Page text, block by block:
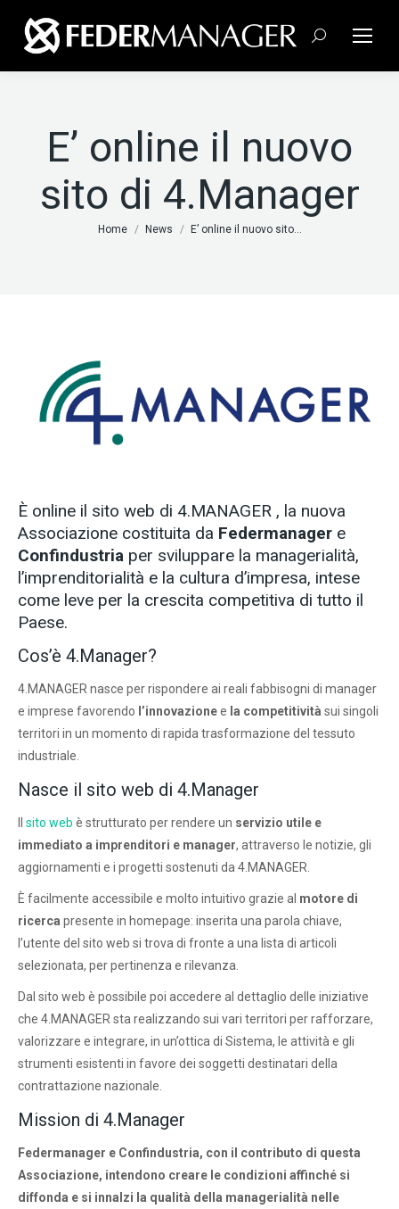
Cerca:
E’ online il nuovo
sito di 4.Manager
Tu sei qui:
Home News E’ online il nuovo sito…
È online il sito web di 4.MANAGER , la nuova
Associazione costituita da Federmanager e
Confindustria per sviluppare la managerialità,
l’imprenditorialità e la cultura d’impresa, intese
come leve per la crescita competitiva di tutto il
Paese.
Cos’è 4.Manager?
4.MANAGER nasce per rispondere ai reali fabbisogni di manager
e imprese favorendo l’innovazionee la competitività sui singoli
territori in un momento di rapida trasformazione del tessuto
industriale.
Nasce il sito web di 4.Manager
sito web è strutturato per rendere un servizio utile e
immediato a imprenditori e manager, attraverso le notizie, gli
aggiornamenti e i progetti sostenuti da 4.MANAGER.
È facilmente accessibile e molto intuitivo grazie al motore di
ricerca presente in homepage: inserita una parola chiave,
l’utente del sito web si trova di fronte a una lista di articoli
selezionata, per pertinenza e rilevanza.
Dal sito web è possibile poi accedere al dettaglio delle iniziative
che 4.MANAGER sta realizzando sui vari territori per rafforzare,
valorizzare e integrare, in un’ottica di Sistema, le attività e gli
strumenti esistenti in favore dei soggetti destinatari della
contrattazione nazionale.
Mission di 4.Manager
Federmanager e Confindustria, con il contributo di questa
Associazione, intendono creare le condizioni affinché si
diffonda e si innalzi la qualità della managerialità nelle